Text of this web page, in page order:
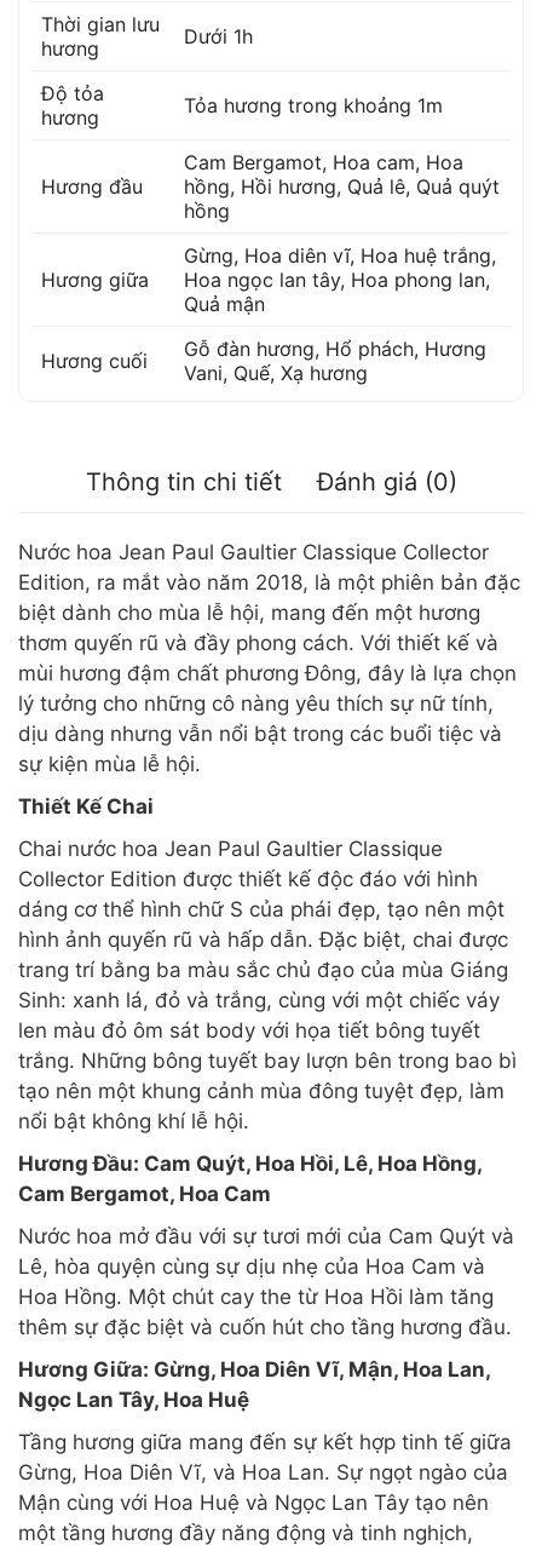
Thời gian lưu
hương
Dưới 1h
Độ tỏa
hương
Tỏa hương trong khoảng 1m
Hương đầu
Cam Bergamot, Hoa cam, Hoa
hồng, Hồi hương, Quả lê, Quả quýt
hồng
Hương giữa
Gừng, Hoa diên vĩ, Hoa huệ trắng,
Hoa ngọc lan tây, Hoa phong lan,
Quả mận
Hương cuối Gỗ đàn hương, Hổ phách, Hương
Vani, Quế, Xạ hương
Thông tin chi tiết Đánh giá (0)
Nước hoa Jean Paul Gaultier Classique Collector
Edition, ra mắt vào năm 2018, là một phiên bản đặc
biệt dành cho mùa lễ hội, mang đến một hương
thơm quyến rũ và đầy phong cách. Với thiết kế và
mùi hương đậm chất phương Đông, đây là lựa chọn
lý tưởng cho những cô nàng yêu thích sự nữ tính,
dịu dàng nhưng vẫn nổi bật trong các buổi tiệc và
sự kiện mùa lễ hội.
Thiết Kế Chai
Chai nước hoa Jean Paul Gaultier Classique
Collector Edition được thiết kế độc đáo với hình
dáng cơ thể hình chữ S của phái đẹp, tạo nên một
hình ảnh quyến rũ và hấp dẫn. Đặc biệt, chai được
trang trí bằng ba màu sắc chủ đạo của mùa Giáng
Sinh: xanh lá, đỏ và trắng, cùng với một chiếc váy
len màu đỏ ôm sát body với họa tiết bông tuyết
trắng. Những bông tuyết bay lượn bên trong bao bì
tạo nên một khung cảnh mùa đông tuyệt đẹp, làm
nổi bật không khí lễ hội.
Hương Đầu: Cam Quýt, Hoa Hồi, Lê, Hoa Hồng,
Cam Bergamot, Hoa Cam
Nước hoa mở đầu với sự tươi mới của Cam Quýt và
Lê, hòa quyện cùng sự dịu nhẹ của Hoa Cam và
Hoa Hồng. Một chút cay the từ Hoa Hồi làm tăng
thêm sự đặc biệt và cuốn hút cho tầng hương đầu.
Hương Giữa: Gừng, Hoa Diên Vĩ, Mận, Hoa Lan,
Ngọc Lan Tây, Hoa Huệ
Tầng hương giữa mang đến sự kết hợp tinh tế giữa
Gừng, Hoa Diên Vĩ, và Hoa Lan. Sự ngọt ngào của
Mận cùng với Hoa Huệ và Ngọc Lan Tây tạo nên
một tầng hương đầy năng động và tinh nghịch,